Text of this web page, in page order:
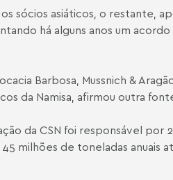
os sócios asiáticos, o
há alguns anos um
Barbosa, Mussnich &
da Namisa, afirmou outra
da CSN foi responsável
milhões de toneladas anuais